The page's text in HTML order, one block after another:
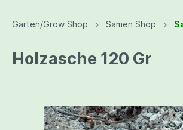
Garten/Grow Shop Samen Shop
Holzasche 120 Gr